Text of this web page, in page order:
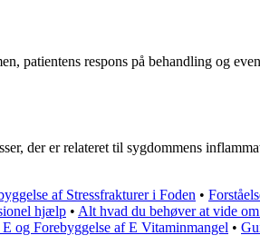
patientens respons på behandling og
der er relateret til sygdommens
af Stressfrakturer i Foden •
hjælp • Alt hvad du behøver at vide
og Forebyggelse af E Vitaminmangel •